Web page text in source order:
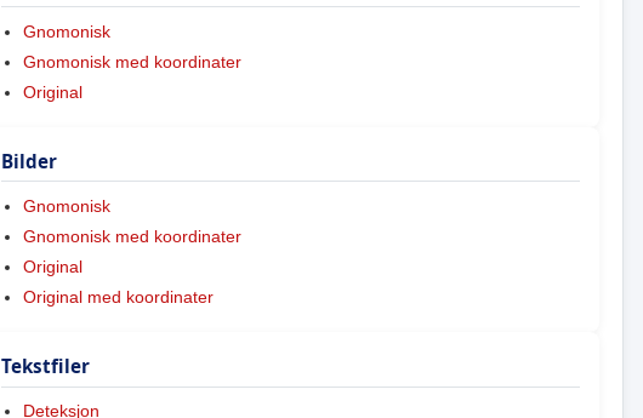
Gnomonisk
Gnomonisk med koordinater
Original
Bilder
Gnomonisk
Gnomonisk med koordinater
Original
Original med koordinater
Tekstfiler
Deteksjon